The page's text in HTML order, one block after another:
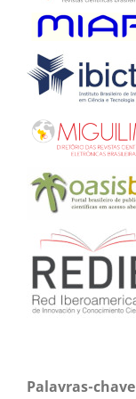
Palavras-chave